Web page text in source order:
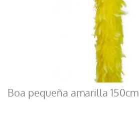
Boa pequeña amarilla 150cm